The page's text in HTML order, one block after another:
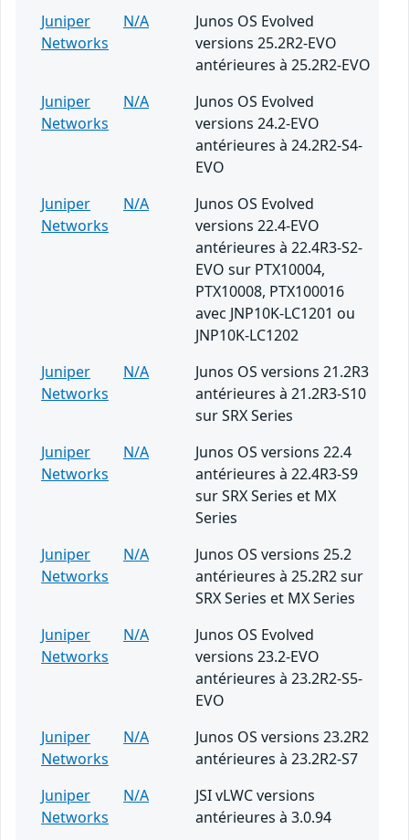
Juniper
Networks
N/A
Junos OS Evolved
versions 25.2R2-EVO
antérieures à 25.2R2-EVO
Juniper
Networks
N/A
Junos OS Evolved
versions 24.2-EVO
antérieures à 24.2R2-S4-
EVO
Juniper
Networks
N/A
Junos OS Evolved
versions 22.4-EVO
antérieures à 22.4R3-S2-
EVO sur PTX10004,
PTX10008, PTX100016
avec JNP10K-LC1201 ou
JNP10K-LC1202
Juniper
Networks
N/A
Junos OS versions 21.2R3
antérieures à 21.2R3-S10
sur SRX Series
Juniper
Networks
N/A
Junos OS versions 22.4
antérieures à 22.4R3-S9
sur SRX Series et MX
Series
Juniper
Networks
N/A
Junos OS versions 25.2
antérieures à 25.2R2 sur
SRX Series et MX Series
Juniper
Networks
N/A
Junos OS Evolved
versions 23.2-EVO
antérieures à 23.2R2-S5-
EVO
Juniper
Networks
N/A
Junos OS versions 23.2R2
antérieures à 23.2R2-S7
Juniper
Networks
N/A
JSI vLWC versions
antérieures à 3.0.94